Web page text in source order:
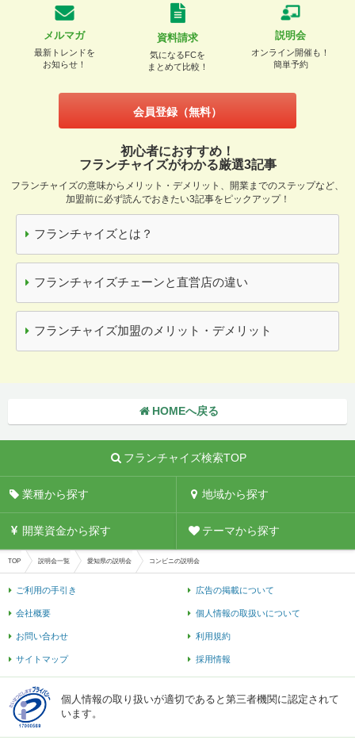
メルマガ
最新トレンドを
お知らせ！
資料請求
気になるFCを
まとめて比較！
説明会
オンライン開催も！
簡単予約
会員登録（無料）
初心者におすすめ！
フランチャイズがわかる厳選3記事
フランチャイズの意味からメリット・デメリット、開業までのステップなど、
加盟前に必ず読んでおきたい3記事をピックアップ！
フランチャイズとは？
フランチャイズチェーンと直営店の違い
フランチャイズ加盟のメリット・デメリット
HOMEへ戻る
フランチャイズ検索TOP
業種から探す 地域から探す
開業資金から探す テーマから探す
TOP 説明会一覧 愛知県の説明会 コンビニの説明会
ご利用の手引き 広告の掲載について
会社概要 個人情報の取扱いについて
お問い合わせ 利用規約
サイトマップ 採用情報
個人情報の取り扱いが適切であると第三者機関に認定されて
います。